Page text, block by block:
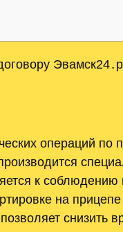
операций
к
на
снизить